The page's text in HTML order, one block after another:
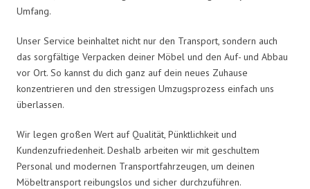
Umfang.
Unser Service beinhaltet nicht nur den Transport, sondern auch
das sorgfältige Verpacken deiner Möbel und den Auf- und Abbau
vor Ort. So kannst du dich ganz auf dein neues Zuhause
konzentrieren und den stressigen Umzugsprozess einfach uns
überlassen.
Wir legen großen Wert auf Qualität, Pünktlichkeit und
Kundenzufriedenheit. Deshalb arbeiten wir mit geschultem
Personal und modernen Transportfahrzeugen, um deinen
Möbeltransport reibungslos und sicher durchzuführen.